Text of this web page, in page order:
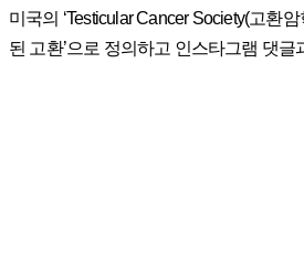
미국의 ‘Testicular Cancer Society(고환
된 고환’으로 정의하고 인스타그램 댓